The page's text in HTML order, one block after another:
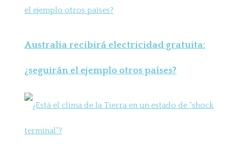
Australia recibirá electricidad gratuita:
¿seguirán el ejemplo otros países?